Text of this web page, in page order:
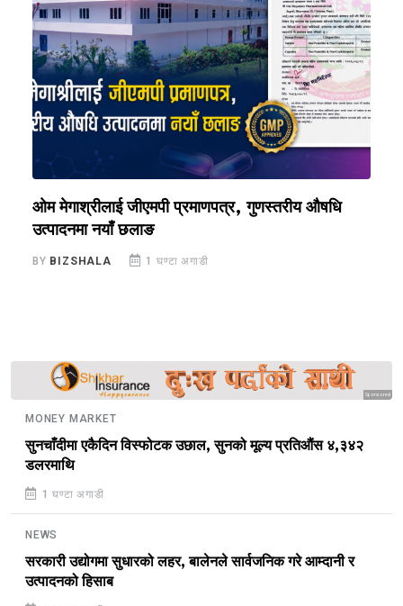
ओम मेगाश्रीलाई जीएमपी प्रमाणपत्र, गुणस्तरीय औषधि
उत्पादनमा नयाँ छलाङ
BY BIZSHALA 1 घण्टा अगाडी
Sponsored
MONEY MARKET
सुनचाँदीमा एकैदिन विस्फोटक उछाल, सुनको मूल्य प्रतिऔंस ४,३४२
डलरमाथि
1 घण्टा अगाडी
NEWS
सरकारी उद्योगमा सुधारको लहर, बालेनले सार्वजनिक गरे आम्दानी र
उत्पादनको हिसाब